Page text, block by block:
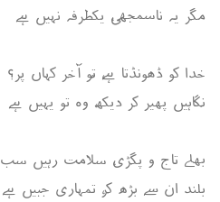
مگر یہ ناسمجھی، یکطرفہ نہیں ہے
خدا کو ڈھونڈتا ہے، تُو آخر کہاں پر؟
نِگاہیں پھیر کر دیکھ، وہ تو یہیں ہے
بھلے تاج و پگڑی، سلامت رہیں سب
بلند ان سے بڑھ کر، تمہاری جبیں ہے